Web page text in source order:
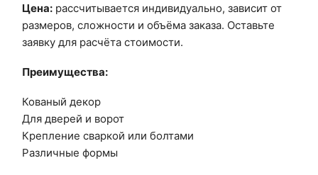
Цена: рассчитывается индивидуально, зависит от
размеров, сложности и объёма заказа. Оставьте
заявку для расчёта стоимости.
Преимущества:
Кованый декор
Для дверей и ворот
Крепление сваркой или болтами
Различные формы